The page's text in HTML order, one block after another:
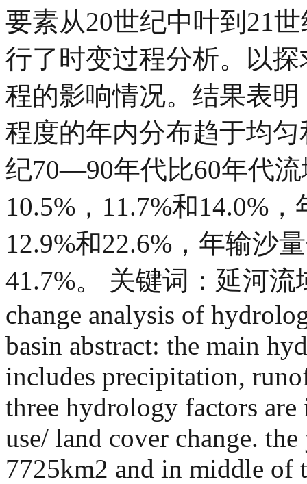
要素从20世纪中叶到21
行了时变过程分析。以
程的影响情况。结果表
程度的年内分布趋于均
纪70—90年代比60年代
10.5%，11.7%和14.0%
12.9%和22.6%，年输沙
41.7%。 关键词：延河
change analysis of
basin abstract: the main
includes precipitation,
three hydrology factors
use/ land cover change.
7725km2 and in middle of